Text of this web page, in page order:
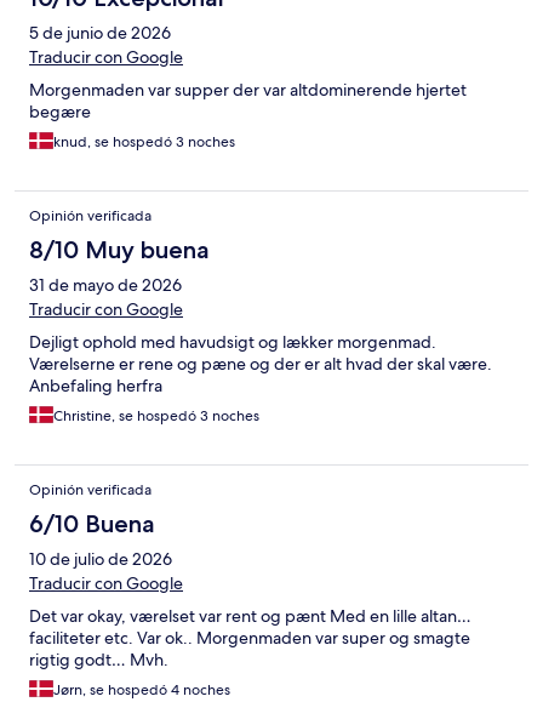
5 de junio de 2026
Traducir con Google
Morgenmaden var supper der var altdominerende hjertet
begære
knud, se hospedó 3 noches
Opinión verificada
8/10 Muy buena
31 de mayo de 2026
Traducir con Google
Dejligt ophold med havudsigt og lækker morgenmad.
Værelserne er rene og pæne og der er alt hvad der skal være.
Anbefaling herfra
Christine, se hospedó 3 noches
Opinión verificada
6/10 Buena
10 de julio de 2026
Traducir con Google
Det var okay, værelset var rent og pænt Med en lille altan…
faciliteter etc. Var ok.. Morgenmaden var super og smagte
rigtig godt… Mvh.
Jørn, se hospedó 4 noches